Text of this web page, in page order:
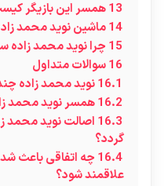
13همسر این بازیگر
14ماشین نوید محمد
15 چرا نوید محمد زاده
16سوالات متداول
16.1نوید محمد زاده
16.2همسر نوید محمد
16.3 اصالت نوید محمد
گردد؟
16.4 چه اتفاقی باعث شد
علاقمند شود؟